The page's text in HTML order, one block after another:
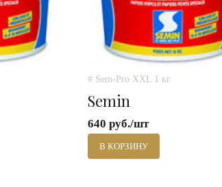
# Sem-Pro XXL 1 кг.
Semin
640 руб./шт
В КОРЗИНУ